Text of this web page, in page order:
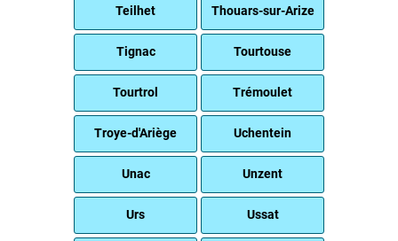
Teilhet Thouars-sur-Arize
Tignac Tourtouse
Tourtrol Trémoulet
Troye-d'Ariège Uchentein
Unac Unzent
Urs Ussat